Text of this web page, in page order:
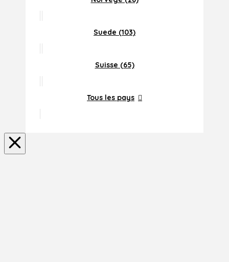
Suede (103)
Suisse (65)
Tous les pays